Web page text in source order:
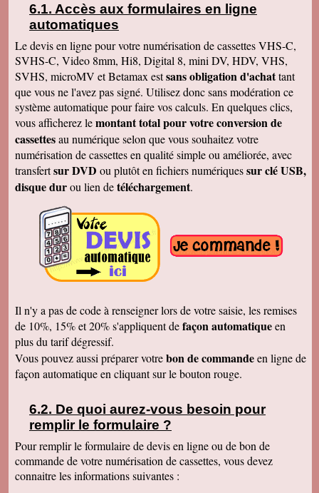
Nous sommes ravis et très émus de revoir tout
ce passé, ces images de nos filles petites, il y
a plus de 20 ans, et de notre mariage... Merci
infiniment. Bien cordialement PS / je ne
manquerai pas de recommander votre
entreprise.
J'ai bien reçu la K7 et les DVD, c'est parfait.
Merci
Cécile B.
J'ai bien reçu le DVD et le son est parfait. Je
vous remercie de vos efforts. Bien cordialement
Bernard D.
Bien reçu votre COLIS - Travail fénoménal que
j'ai eu peur d'entreprendre !!!!!!!!!!!!! Le disque
DUR et les CD/DVD fonctionnement
parfaitement ........ Je vais entreprendre
pour........ NOEL 3 copies. pour mes 3 enfants
de 1980 à ce jour . MERCI MERCI MERCI Je
vais communiquer vos coordonnées à mon
entourage...
Véronique F.
Marc T.
J'ai reçu le DVD hier. Merci beaucoup, j'aurai
d'autres bandes à vous envoyer dont du super8.
Cordialement
François L.
10.10) et tous les fichiers se sont ouverts.
Merci pour le chèque de remboursement. Il est
clair que j'indiquerais vos coordonnées aux
cordialement
Nicolas B.
J ai bien recu le colis. Les cd sont impeccables.
Accès aux formulaires en ligne
automatiques
Le devis en ligne pour votre numérisation de cassettes VHS-C,
SVHS-C, Video 8mm, Hi8, Digital 8, mini DV, HDV, VHS,
SVHS, microMV et Betamax estsans obligation d'achattant
que vous ne l'avez pas signé. Utilisez donc sans modération ce
système automatique pour faire vos calculs. En quelques clics,
vous afficherez lemontant total pour votre conversion de
cassettesau numérique selon que vous souhaitez votre
numérisation de cassettes en qualité simple ou améliorée, avec
transfertsur DVD ou plutôt en fichiers numériquessur clé USB,
disque durou lien detéléchargement.
Il n'y a pas de code à renseigner lors de votre saisie, les remises
de 10%, 15% et 20% s'appliquent defaçon automatiqueen
plus du tarif dégressif.
Vous pouvez aussi préparer votrebon de commandeen ligne de
façon automatique en cliquant sur le bouton rouge.
De quoi aurez-vous besoin pour
remplir le formulaire ?
Pour remplir le formulaire de devis en ligne ou de bon de
commande de votre numérisation de cassettes, vous devez
connaitre les informations suivantes :